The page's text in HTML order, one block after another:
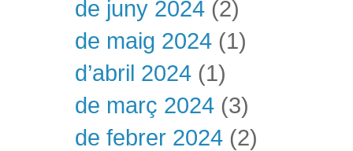
de juny 2024 (2)
de maig 2024 (1)
d’abril 2024 (1)
de març 2024 (3)
de febrer 2024 (2)